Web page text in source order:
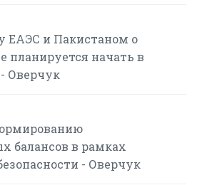
ЕАЭС и Пакистаном о
планируется начать в
Оверчук
балансов в рамках
- Оверчук